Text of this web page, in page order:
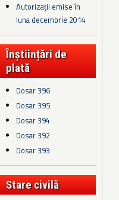
Autorizații emise în
luna decembrie 2014
Înștiințări de
plată
Dosar 396
Dosar 395
Dosar 394
Dosar 392
Dosar 393
Stare civilă